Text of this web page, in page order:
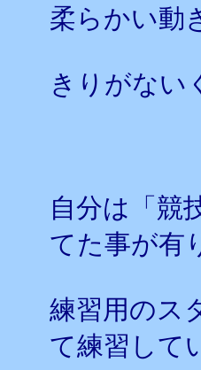
柔らかい動
きりがない
自分は「競
てた事が有
練習用のス
て練習して